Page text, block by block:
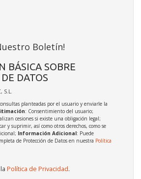
Boletín!
BÁSICA SOBRE
DATOS
S.L.
planteadas por el usuario y enviarle la
: Consentimiento del usuario;
cesiones si existe una obligación legal;
y suprimir, así como otros derechos, como se
Información Adicional: Puede
de Protección de Datos en nuestra Política
Política de Privacidad.